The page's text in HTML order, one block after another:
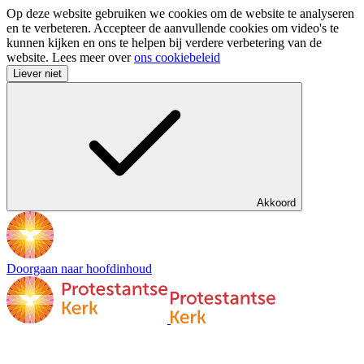
Op deze website gebruiken we cookies om de website te analyseren
en te verbeteren. Accepteer de aanvullende cookies om video's te
kunnen kijken en ons te helpen bij verdere verbetering van de
website. Lees meer overons cookiebeleid
Liever niet
Akkoord
Doorgaan naar hoofdinhoud